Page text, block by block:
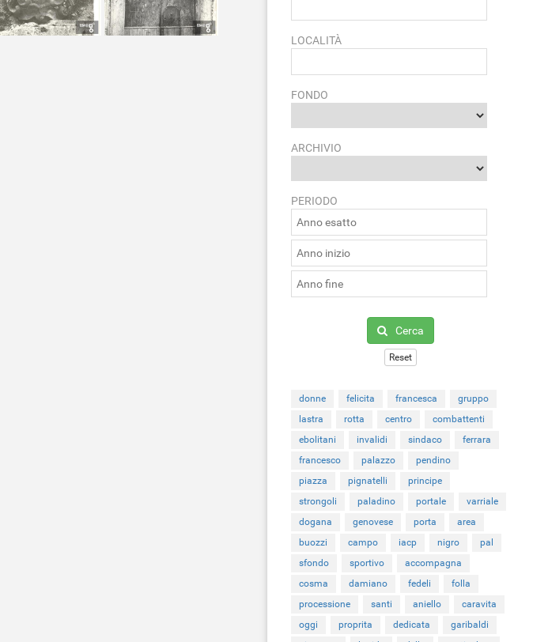
LOCALITÀ
FONDO
ARCHIVIO
PERIODO
Cerca
Reset
donne felicita francesca
gruppo
lastra
rotta centro
combattenti
ebolitani
invalidi sindaco
ferrara
francesco
palazzo
pendino
piazza
pignatelli
principe
strongoli
paladino portale
varriale
dogana
genovese porta
area
buozzi
campo iacp nigro
pal
sfondo
sportivo
accompagna
cosma
damiano fedeli
folla
processione
santi aniello
caravita
oggi
proprita dedicata
garibaldi